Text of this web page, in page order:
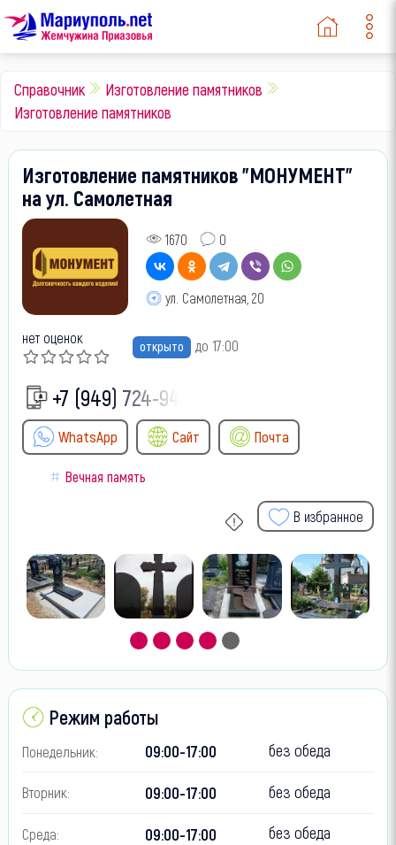
Справочник
Изготовление памятников
Изготовление памятников
Изготовление памятников "МОНУМЕНТ"
на ул. Самолетная
1670 0
ул. Самолетная, 20
нет оценок открыто до 17:00
+7 (949) 724-94-
WhatsApp Сайт Почта
Вечная память
В избранное
Режим работы
Понедельник: 09:00-17:00 без обеда
Вторник: 09:00-17:00 без обеда
Среда: 09:00-17:00 без обеда